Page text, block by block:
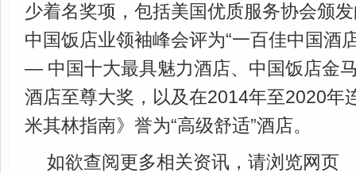
少着名奖项，包括美国优质服务协会颁
中国饭店业领袖峰会评为“一百佳中国酒
— 中国十大最具魅力酒店、中国饭店金
酒店至尊大奖，以及在2014年至2020年
米其林指南》誉为“高级舒适”酒店。
如欲查阅更多相关资讯，请浏览网页